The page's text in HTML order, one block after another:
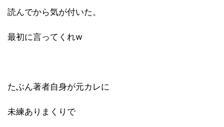
読んでから気が付いた。
最初に言ってくれw
たぶん著者自身が元カレに
未練ありまくりで